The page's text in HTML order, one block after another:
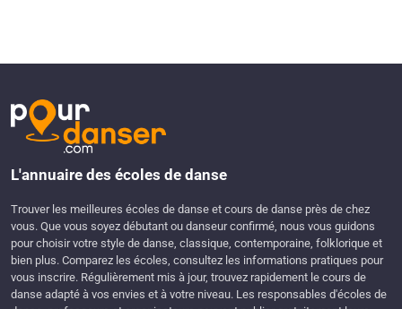
L'annuaire des écoles de danse
Trouver les meilleures écoles de danse et cours de danse près de chez
vous. Que vous soyez débutant ou danseur confirmé, nous vous guidons
pour choisir votre style de danse, classique, contemporaine, folklorique et
bien plus. Comparez les écoles, consultez les informations pratiques pour
vous inscrire. Régulièrement mis à jour, trouvez rapidement le cours de
danse adapté à vos envies et à votre niveau. Les responsables d'écoles de